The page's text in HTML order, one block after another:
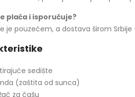
plaća i isporučuje?
je pouzećem, a dostava širom
sedište
(zaštita od sunca)
za čašu